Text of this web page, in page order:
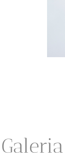
Galeria